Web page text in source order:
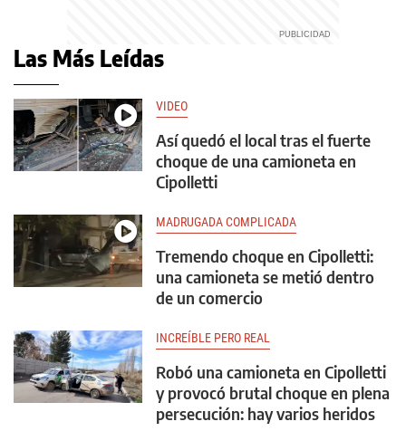
Las Más Leídas
VIDEO
Así quedó el local tras el fuerte
choque de una camioneta en
Cipolletti
MADRUGADA COMPLICADA
Tremendo choque en Cipolletti:
una camioneta se metió dentro
de un comercio
INCREÍBLE PERO REAL
Robó una camioneta en Cipolletti
y provocó brutal choque en plena
persecución: hay varios heridos